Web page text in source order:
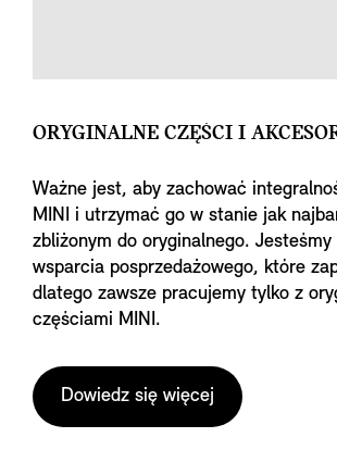
ORYGINALNE CZĘŚCI I
Ważne jest, aby zachować
MINI i utrzymać go w stanie jak
zbliżonym do oryginalnego. Jesteśmy
wsparcia posprzedażowego, które
dlatego zawsze pracujemy tylko z
częściami MINI.
Dowiedz się więcej